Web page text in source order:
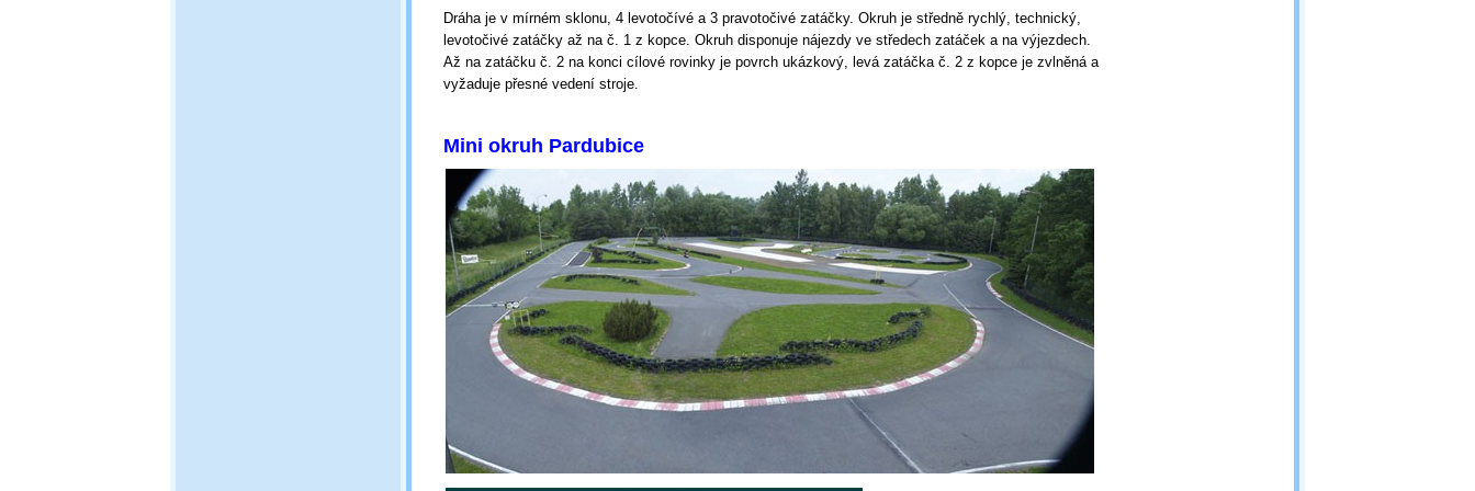
Dráha je v mírném sklonu, 4 levotočívé a 3 pravotočivé zatáčky. Okruh je středně rychlý, technický,
levotočivé zatáčky až na č. 1 z kopce. Okruh disponuje nájezdy ve středech zatáček a na výjezdech.
Až na zatáčku č. 2 na konci cílové rovinky je povrch ukázkový, levá zatáčka č. 2 z kopce je zvlněná a
vyžaduje přesné vedení stroje.
Mini okruh Pardubice